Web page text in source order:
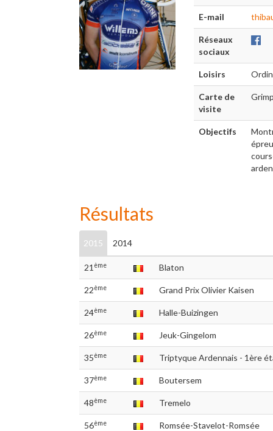
E-mail
Réseaux
sociaux
Loisirs
Carte de
visite
Objectifs
Résultats
2015 2014
21 ème Blaton
22ème Grand Prix Olivier Kaisen
24ème Halle-Buizingen
26ème Jeuk-Gingelom
35ème Triptyque Ardennais - 1ère
37ème Boutersem
48ème Tremelo
56ème Romsée-Stavelot-Romsée